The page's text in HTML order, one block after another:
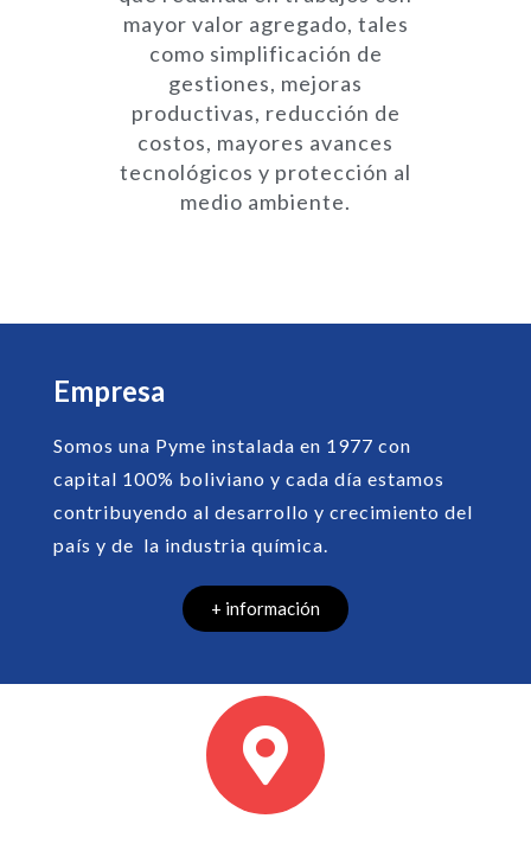
mayor valor agregado, tales
como simplificación de
gestiones, mejoras
productivas, reducción de
costos, mayores avances
tecnológicos y protección al
medio ambiente.
Empresa
Somos una Pyme instalada en 1977 con
capital 100% boliviano y cada día estamos
contribuyendo al desarrollo y crecimiento del
país y de la industria química.
+ información